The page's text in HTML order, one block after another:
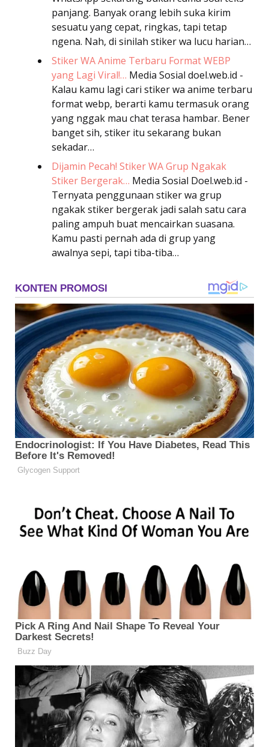
panjang. Banyak orang lebih suka kirim
sesuatu yang cepat, ringkas, tapi tetap
ngena. Nah, di sinilah stiker wa lucu harian…
Stiker WA Anime Terbaru Format WEBP
yang Lagi Viral!… Media Sosial doel.web.id -
Kalau kamu lagi cari stiker wa anime terbaru
format webp, berarti kamu termasuk orang
yang nggak mau chat terasa hambar. Bener
banget sih, stiker itu sekarang bukan
sekadar…
Dijamin Pecah! Stiker WA Grup Ngakak
Stiker Bergerak… Media Sosial Doel.web.id -
Ternyata penggunaan stiker wa grup
ngakak stiker bergerak jadi salah satu cara
paling ampuh buat mencairkan suasana.
Kamu pasti pernah ada di grup yang
awalnya sepi, tapi tiba-tiba…